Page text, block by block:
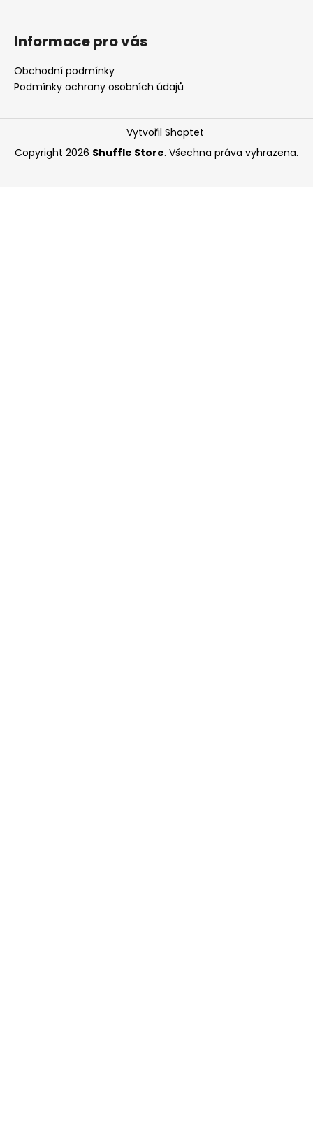
Informace pro vás
Obchodní podmínky
Podmínky ochrany osobních údajů
Vytvořil Shoptet
Copyright 2026 Shuffle Store. Všechna práva vyhrazena.